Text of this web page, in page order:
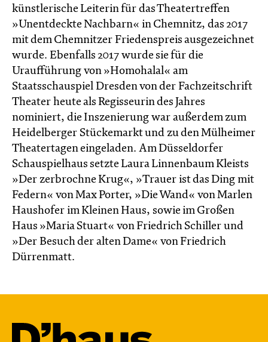
künstlerische Leiterin für das Theatertreffen
»Unentdeckte Nachbarn« in Chemnitz, das 2017
mit dem Chemnitzer Friedenspreis ausgezeichnet
wurde. Ebenfalls 2017 wurde sie für die
Uraufführung von »Homohalal« am
Staatsschauspiel Dresden von der Fachzeitschrift
Theater heute als Regisseurin des Jahres
nominiert, die Inszenierung war außerdem zum
Heidelberger Stückemarkt und zu den Mülheimer
Theatertagen eingeladen. Am Düsseldorfer
Schauspielhaus setzte Laura Linnenbaum Kleists
»Der zerbrochne Krug«, »Trauer ist das Ding mit
Federn« von Max Porter, »Die Wand« von Marlen
Haushofer im Kleinen Haus, sowie im Großen
Haus »Maria Stuart« von Friedrich Schiller und
»Der Besuch der alten Dame« von Friedrich
Dürrenmatt.